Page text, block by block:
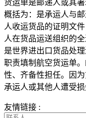
货运单是邮递人或其
概括为：是承运人与
人收运货品的证明文
人在货品运送组织的
是世界进出口货品处
职责填制航空货运单
性、齐备性担任。因
承运人或其他人遭受
友情链接 :